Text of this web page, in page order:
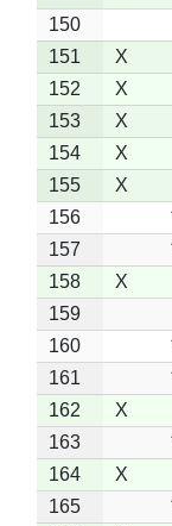
150
151
X
152
X
153
X
154
X
155
X
156
157
158
X
159
160
161
162
X
163
164
X
165